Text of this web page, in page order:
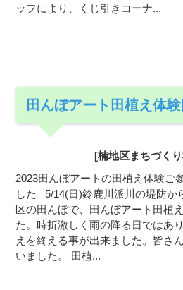
ッフにより、くじ引きコーナ...
田んぼアート田植え体
[楠地区まちづく
2023田んぼアートの田植え体験ご
した 5/14(日)鈴鹿川派川の堤防か
区の田んぼで、田んぼアート田植
た。時折激しく雨の降る日ではあ
えを終える事が出来ました。皆さ
いました。 田植...